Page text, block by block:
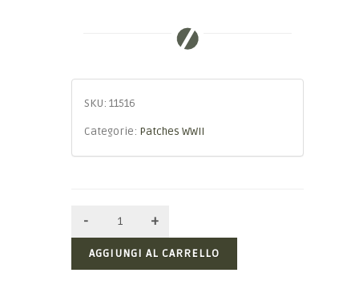
SKU: 11516
Categorie: Patches WWII
AGGIUNGI AL CARRELLO